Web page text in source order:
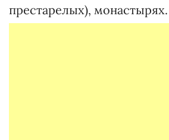
престарелых), монастырях.